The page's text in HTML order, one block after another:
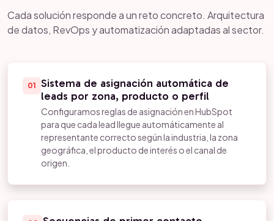
Cada solución responde a un reto concreto. Arquitectura
de datos, RevOps y automatización adaptadas al sector.
01 Sistema de asignación automática de
leads por zona, producto o perfil
Configuramos reglas de asignación en HubSpot
para que cada lead llegue automáticamente al
representante correcto según la industria, la zona
geográfica, el producto de interés o el canal de
origen.